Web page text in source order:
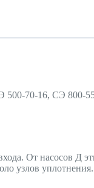
500-70-16, СЭ
От насосов Д
узлов уплотнения.